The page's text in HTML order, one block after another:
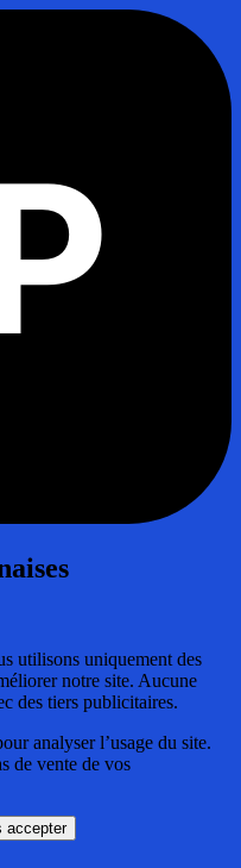
utilisons uniquement des
notre site. Aucune
des tiers publicitaires.
analyser l’usage du site.
de vente de vos
accepter